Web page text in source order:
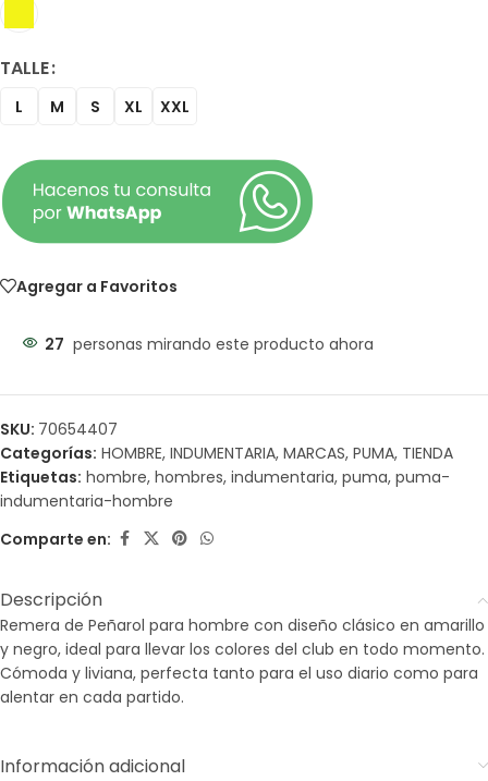
TALLE
L M S XL XXL
Agregar a Favoritos
27 personas mirando este producto ahora
SKU: 70654407
Categorías: HOMBRE, INDUMENTARIA, MARCAS, PUMA, TIENDA
Etiquetas: hombre, hombres, indumentaria, puma, puma-
indumentaria-hombre
Comparte en:
Descripción
Remera de Peñarol para hombre con diseño clásico en amarillo
y negro, ideal para llevar los colores del club en todo momento.
Cómoda y liviana, perfecta tanto para el uso diario como para
alentar en cada partido.
Información adicional